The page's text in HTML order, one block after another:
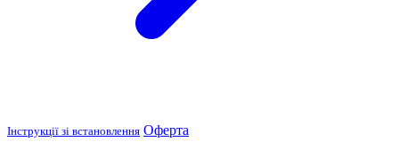
Інструкції зі встановлення Оферта